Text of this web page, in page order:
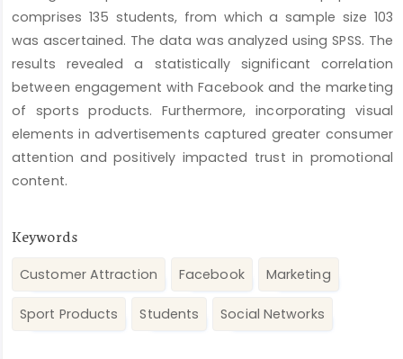
comprises 135 students, from which a sample size 103
was ascertained. The data was analyzed using SPSS. The
results revealed a statistically significant correlation
between engagement with Facebook and the marketing
of sports products. Furthermore, incorporating visual
elements in advertisements captured greater consumer
attention and positively impacted trust in promotional
content.
Keywords
Customer Attraction Facebook Marketing
Sport Products Students Social Networks